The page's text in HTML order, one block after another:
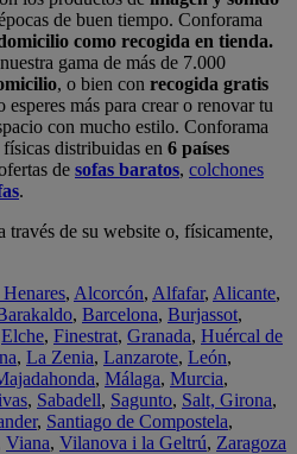
de buen tiempo. Conforama
como recogida en tienda.
gama de más de 7.000
, o bien con recogida gratis
esperes más para crear o renovar tu
con mucho estilo. Conforama
físicas distribuidas en 6 países
de sofas baratos, colchones
.
de su website o, físicamente,
, Alcorcón, Alfafar, Alicante,
, Barcelona, Burjassot,
Elche, Finestrat, Granada, Huércal de
, La Zenia, Lanzarote, León,
, Málaga, Murcia,
, Sabadell, Sagunto, Salt, Girona,
, Santiago de Compostela,
Viana, Vilanova i la Geltrú, Zaragoza